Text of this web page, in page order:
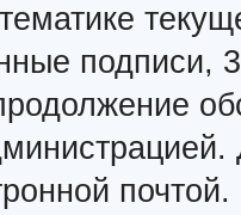
подписи,
почтой.